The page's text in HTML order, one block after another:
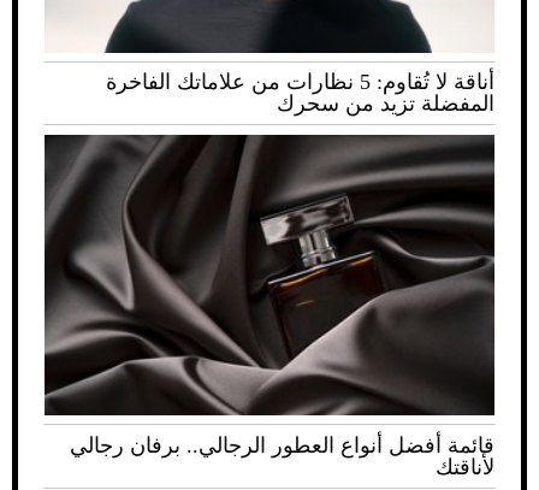
أناقة لا تُقاوم: 5 نظارات من علاماتك الفاخرة
المفضلة تزيد من سحرك
قائمة أفضل أنواع العطور الرجالي.. برفان رجالي
لأناقتك